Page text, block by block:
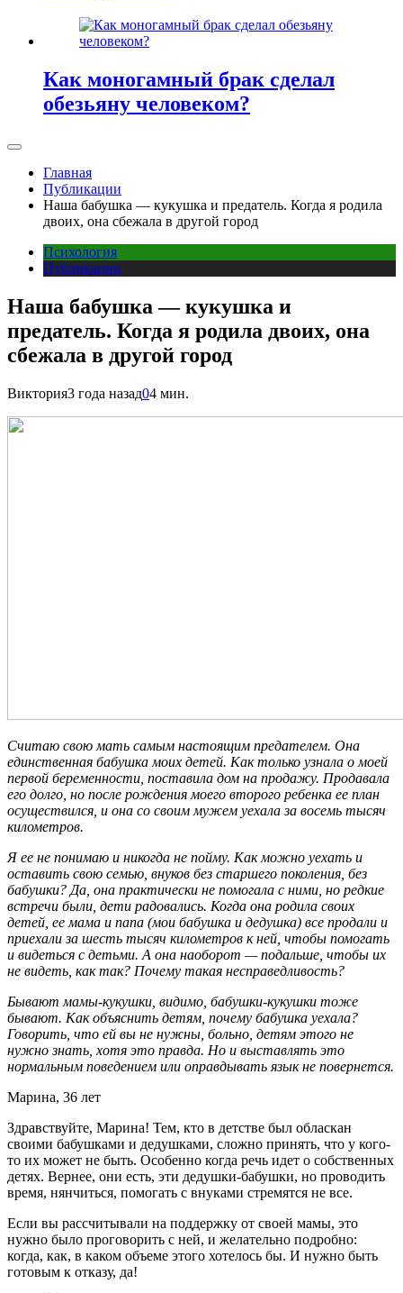
Как моногамный брак сделал
обезьяну человеком?
Главная
Публикации
Наша бабушка — кукушка и предатель. Когда я родила
двоих, она сбежала в другой город
Психология
Публикации
Наша бабушка — кукушка и
предатель. Когда я родила двоих, она
сбежала в другой город
Виктория3 года назад04 мин.
Считаю свою мать самым настоящим предателем. Она
единственная бабушка моих детей. Как только узнала о моей
первой беременности, поставила дом на продажу. Продавала
его долго, но после рождения моего второго ребенка ее план
осуществился, и она со своим мужем уехала за восемь тысяч
километров.
Я ее не понимаю и никогда не пойму. Как можно уехать и
оставить свою семью, внуков без старшего поколения, без
бабушки? Да, она практически не помогала с ними, но редкие
встречи были, дети радовались. Когда она родила своих
детей, ее мама и папа (мои бабушка и дедушка) все продали и
приехали за шесть тысяч километров к ней, чтобы помогать
и видеться с детьми. А она наоборот — подальше, чтобы их
не видеть, как так? Почему такая несправедливость?
Бывают мамы-кукушки, видимо, бабушки-кукушки тоже
бывают. Как объяснить детям, почему бабушка уехала?
Говорить, что ей вы не нужны, больно, детям этого не
нужно знать, хотя это правда. Но и выставлять это
нормальным поведением или оправдывать язык не повернется.
Марина, 36 лет
Здравствуйте, Марина! Тем, кто в детстве был обласкан
своими бабушками и дедушками, сложно принять, что у кого-
то их может не быть. Особенно когда речь идет о собственных
детях. Вернее, они есть, эти дедушки-бабушки, но проводить
время, нянчиться, помогать с внуками стремятся не все.
Если вы рассчитывали на поддержку от своей мамы, это
нужно было проговорить с ней, и желательно подробно:
когда, как, в каком объеме этого хотелось бы. И нужно быть
готовым к отказу, да!